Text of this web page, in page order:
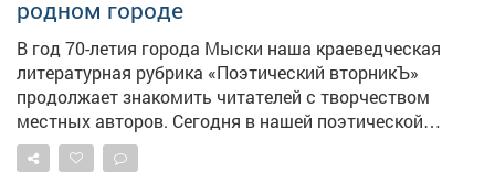
монументальность, которую заложил в полотно автор.
Развивайте свою насмотренность и открывайте
новые смыслы в индустриальном искусстве вместе с
нами. Выставка «Шахтёрская слава» ждет вас! 📅
Период работы: с 5 по 30 августа 2026 года 📍 Адрес:
и молодёжи
родном городе
В год 70-летия города Мыски наша краеведческая
литературная рубрика «Поэтический вторникЪ»
продолжает знакомить читателей с творчеством
местных авторов. Сегодня в нашей поэтической
гостиной новое стихотворение Натальи Бобневой 🤗
КУЗБАССКАЯ ЗЕМЛЯ И опять я пишу стихи О земле,